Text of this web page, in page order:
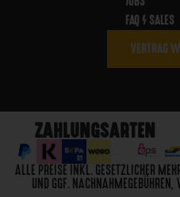
FAQ / SALES
VERTRAG
ZAHLUNGSARTEN
ALLE PREISE INKL. GESETZLICHER
UND GGF.